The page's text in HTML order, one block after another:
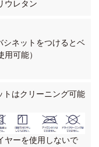
ウレタン
シネットをつけるとベ
可能）
トはクリーニング可能
ヤーを使用しないで